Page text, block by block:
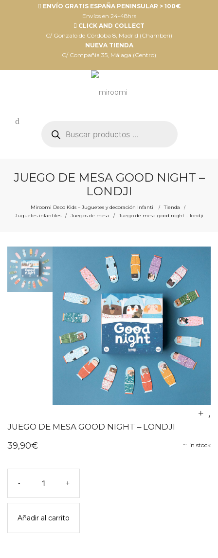
ENVÍO GRATIS ESPAÑA PENINSULAR > 100€
Envíos en 24-48hrs
CLICK AND COLLECT
C/ Gonzalo de Córdoba 8, Madrid (Chamberí)
NUEVA TIENDA
C/ Compañia 35, Málaga (Centro)
productos
JUEGO DE MESA GOOD NIGHT –
LONDJI
Miroomi Deco Kids – Juguetes y decoración Infantil / Tienda /
Juguetes infantiles / Juegos de mesa / Juego de mesa good night – londji
JUEGO DE MESA GOOD NIGHT – LONDJI
in stock
39,90€
-
mesa
night
-
+
Añadir al carrito